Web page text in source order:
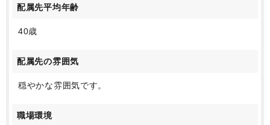
配属先平均年齢
40歳
配属先の雰囲気
穏やかな雰囲気です。
職場環境